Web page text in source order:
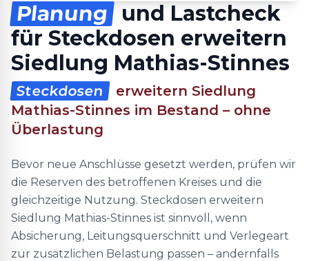
Planung
und Lastcheck
für Steckdosen erweitern
Siedlung Mathias-Stinnes
Steckdosen
erweitern Siedlung
Mathias-Stinnes im Bestand – ohne
Überlastung
Bevor neue Anschlüsse gesetzt werden, prüfen wir
die Reserven des betroffenen Kreises und die
gleichzeitige Nutzung. Steckdosen erweitern
Siedlung Mathias-Stinnes ist sinnvoll, wenn
Absicherung, Leitungsquerschnitt und Verlegeart
zur zusätzlichen Belastung passen – andernfalls